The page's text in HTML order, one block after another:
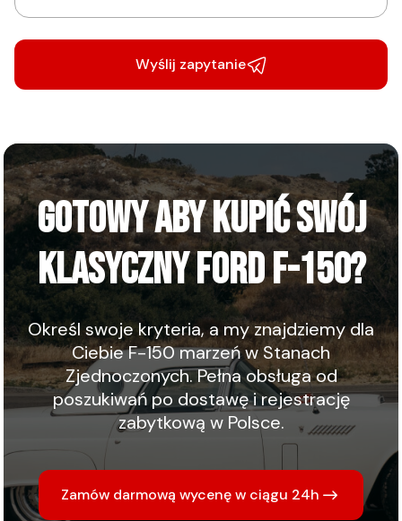
Wyślij zapytanie
GOTOWY ABY KUPIĆ SWÓJ
KLASYCZNY FORD F-150?
Określ swoje kryteria, a my znajdziemy dla
Ciebie F-150 marzeń w Stanach
Zjednoczonych. Pełna obsługa od
poszukiwań po dostawę i rejestrację
zabytkową w Polsce.
Zamów darmową wycenę w ciągu 24h